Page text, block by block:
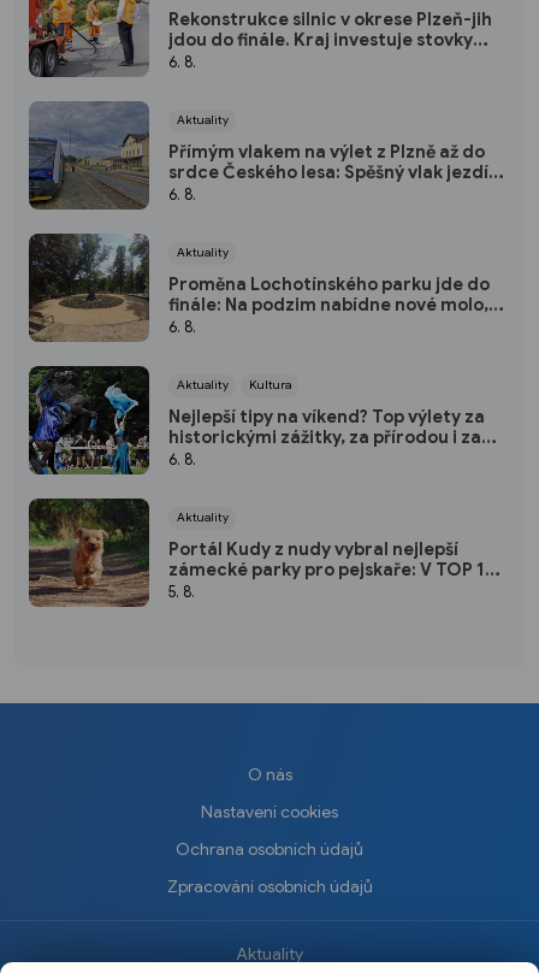
Rekonstrukce silnic v okrese Plzeň-jih
jdou do finále. Kraj investuje stovky
milionů do nových povrchů i moderních
6. 8.
Aktuality
Přímým vlakem na výlet z Plzně až do
srdce Českého lesa: Spěšný vlak jezdí
každou sobotu až do října
6. 8.
Aktuality
Proměna Lochotínského parku jde do
finále: Na podzim nabídne nové molo,
cvičební prvky i vodopád
6. 8.
Aktuality Kultura
Nejlepší tipy na víkend? Top výlety za
historickými zážitky, za přírodou i za
kulturou
6. 8.
Aktuality
Portál Kudy z nudy vybral nejlepší
zámecké parky pro pejskaře: V TOP 10
nechybí ani jeden kousek od Plzně
5. 8.
O nás
Nastavení cookies
Ochrana osobních údajů
Zpracování osobních údajů
Aktuality